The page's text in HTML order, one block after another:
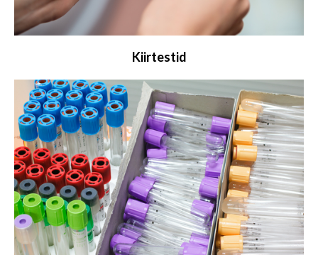
Kiirtestid